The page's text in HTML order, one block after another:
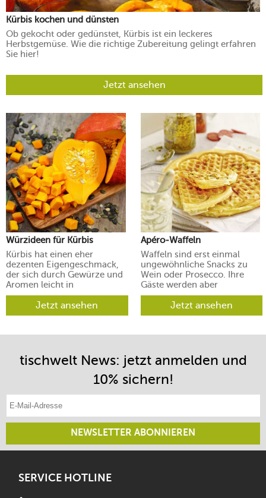
Kürbis kochen und dünsten
Ob gekocht oder gedünstet, Kürbis ist ein leckeres
Herbstgemüse. Wie die richtige Zubereitung gelingt erfahren
Sie hier!
Jetzt ansehen
Würzideen für Kürbis
Kürbis hat einen eher
dezenten Eigengeschmack,
der sich durch Gewürze und
Aromen leicht in
verschiedene Richtungen
lenken lässt.Jetzt ansehen
Apéro-Waffeln
Waffeln sind erst einmal
ungewöhnliche Snacks zu
Wein oder Prosecco. Ihre
Gäste werden aber
begeistert sein.
Jetzt ansehen
tischwelt News: jetzt anmelden und
10% sichern!
E-Mail-Adresse eintragen
NEWSLETTER ABONNIEREN
SERVICE HOTLINE